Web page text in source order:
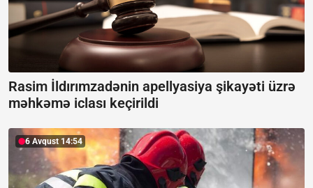
Rasim İldırımzadənin apellyasiya şikayəti üzrə
məhkəmə iclası keçirildi
6 Avqust 14:54